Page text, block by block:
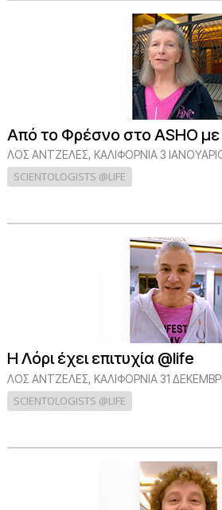
Από το Φρέσνο στο ASHO
ΛΟΣ ΆΝΤΖΕΛΕΣ, ΚΑΛΙΦΌΡΝΙΑ3
SCIENTOLOGISTS @LIFE
Η Λόρι έχει επιτυχία @life
ΛΟΣ ΆΝΤΖΕΛΕΣ, ΚΑΛΙΦΌΡΝΙΑ31
SCIENTOLOGISTS @LIFE